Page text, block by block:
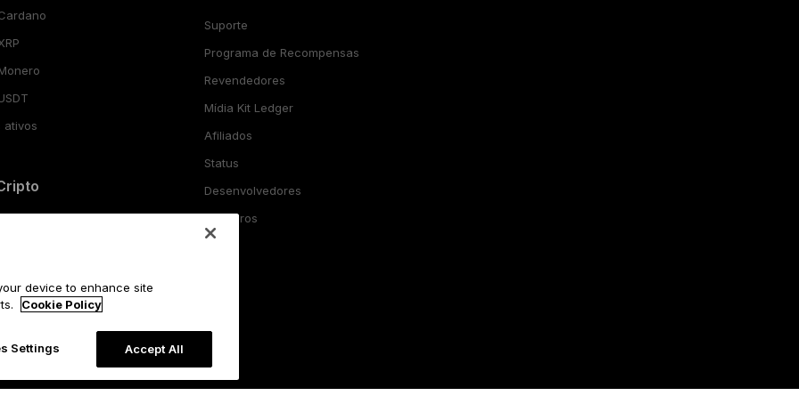
ativos
Suporte
Programa de Recompensas
Revendedores
Mídia Kit Ledger
Afiliados
Status
Desenvolvedores
Parceiros
device to enhance site
Cookie Policy
Settings Accept All